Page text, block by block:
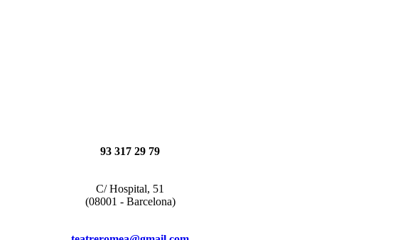
93 317 29 79
C/ Hospital, 51
(08001 - Barcelona)